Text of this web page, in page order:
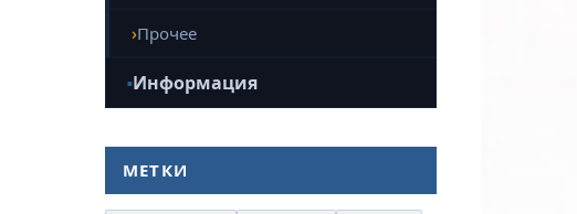
Прочее
Информация
МЕТКИ